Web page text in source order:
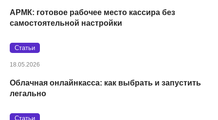
АРМК: готовое рабочее место кассира без
самостоятельной настройки
Статьи
18.05.2026
Облачная онлайнкасса: как выбрать и запустить
легально
Статьи